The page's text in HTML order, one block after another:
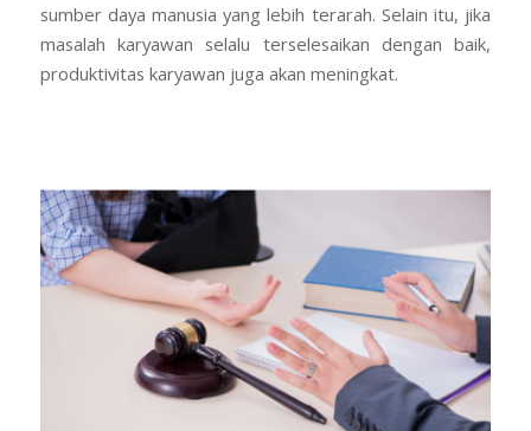
sumber daya manusia yang lebih terarah. Selain itu, jika
masalah karyawan selalu terselesaikan dengan baik,
produktivitas karyawan juga akan meningkat.